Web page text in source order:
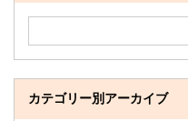
カテゴリー別アーカイブ